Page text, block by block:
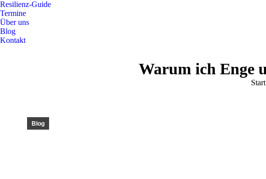
Resilienz-Guide
Termine
Über uns
Blog
Kontakt
Warum ich Enge
Sie
Start
Blog